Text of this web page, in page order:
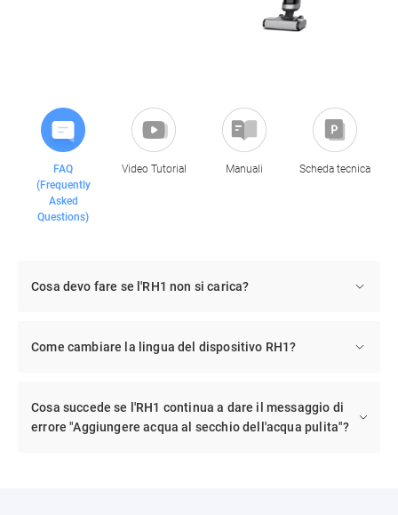
FAQ
(Frequently
Asked
Questions)
Video Tutorial Manuali Scheda tecnica
Cosa devo fare se l'RH1 non si carica?
Come cambiare la lingua del dispositivo RH1?
Cosa succede se l'RH1 continua a dare il messaggio di
errore "Aggiungere acqua al secchio dell'acqua pulita"?